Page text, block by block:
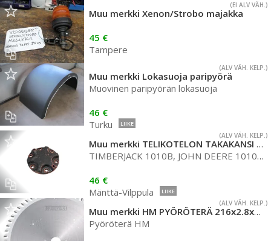
(EI ALV VÄH.)
Muu merkki Xenon/Strobo majakka
45 €
Tampere
(ALV VÄH. KELP.)
Muu merkki Lokasuoja paripyörä
Muovinen paripyörän lokasuoja
46 €
Turku
LIIKE
(ALV VÄH. KELP.)
Muu merkki TELIKOTELON TAKAKANSI PURKUOSA
TIMBERJACK 1010B, JOHN DEERE 1010D, JOHN DEERE 1010E, JOHN DEERE 1010G, TIMBERJACK 1070, JOHN DEERE
46 €
Mänttä-Vilppula
LIIKE
(ALV VÄH. KELP.)
Muu merkki HM PYÖRÖTERÄ 216x2.8x30 Z24
Pyöröterä HM